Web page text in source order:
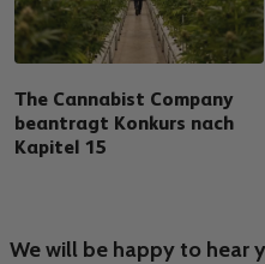
The Cannabist Company
beantragt Konkurs nach
Kapitel 15
We will be happy to hear